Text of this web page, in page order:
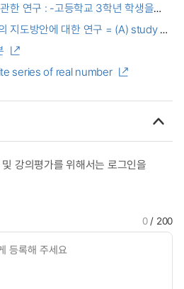
한 연구 : -고등학교 3학년 학생을
Understanding the Concept of the
on Grade 12 Students
지도방안에 대한 연구 = (A) study on
infinite series in Highschool
series of real number
강의평가를 위해서는 로그인을
0/ 200